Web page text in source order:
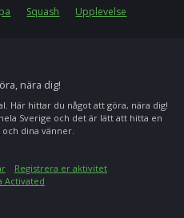
Squash Upplevelse
nära dig!
Här hittar du något att göra, nära dig!
Sverige och det är lätt att hitta en
dina vänner.
Registrera er aktivitet
Activated